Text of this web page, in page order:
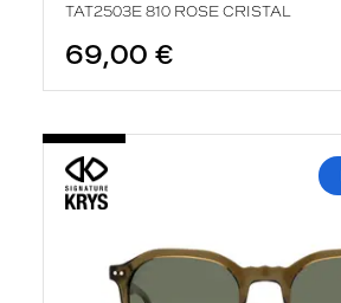
TAT2503E 810 ROSE CRISTAL
69,00 €